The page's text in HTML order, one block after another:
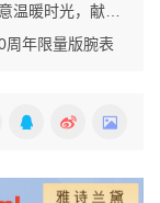
光，献礼父亲节
周年限量版腕表